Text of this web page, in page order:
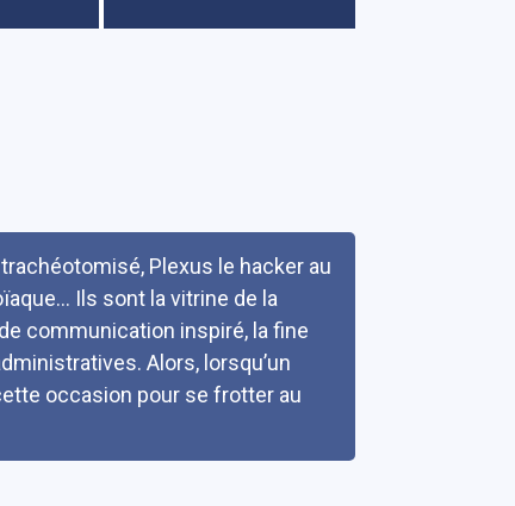
Plexus le hacker au
Ils sont la vitrine de la
communication inspiré, la fine
Alors, lorsqu’un
occasion pour se frotter au